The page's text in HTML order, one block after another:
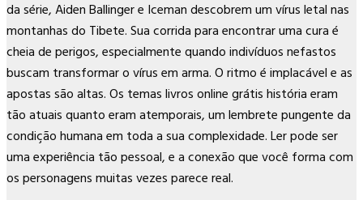
da série, Aiden Ballinger e Iceman descobrem um vírus letal nas
montanhas do Tibete. Sua corrida para encontrar uma cura é
cheia de perigos, especialmente quando indivíduos nefastos
buscam transformar o vírus em arma. O ritmo é implacável e as
apostas são altas. Os temas livros online grátis história eram
tão atuais quanto eram atemporais, um lembrete pungente da
condição humana em toda a sua complexidade. Ler pode ser
uma experiência tão pessoal, e a conexão que você forma com
os personagens muitas vezes parece real.